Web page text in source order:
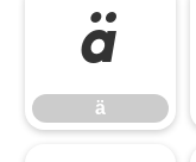
ä
ä